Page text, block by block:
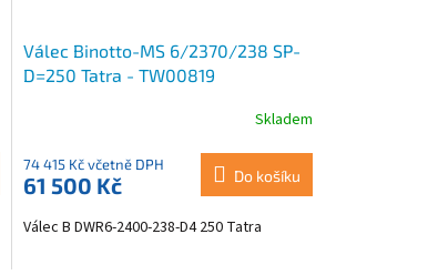
Válec Binotto-MS 6/2370/238 SP-
D=250 Tatra - TW00819
Skladem
74 415 Kč včetně DPH
61 500 Kč Do košíku
Válec B DWR6-2400-238-D4 250 Tatra